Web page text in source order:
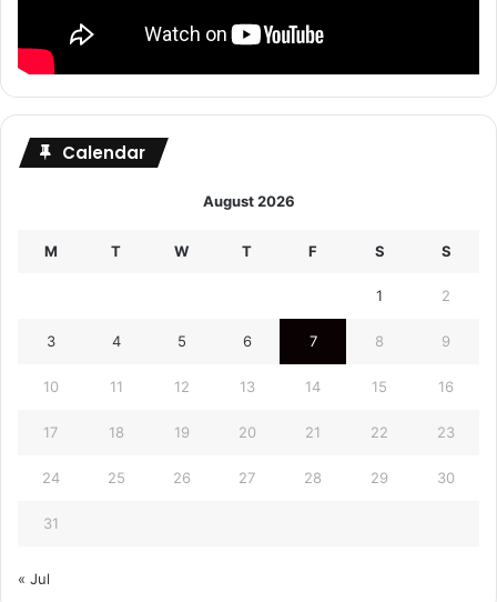
Calendar
August 2026
M T W T F S S
1 2
3 4 5 6 7 8 9
10 11 12 13 14 15 16
17 18 19 20 21 22 23
24 25 26 27 28 29 30
31
« Jul